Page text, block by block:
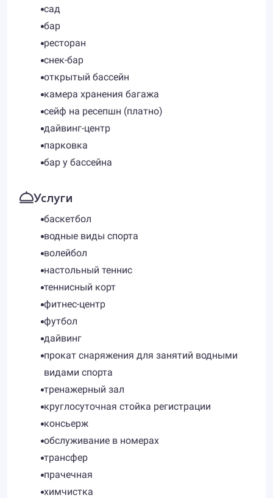
сад
бар
ресторан
снек-бар
открытый бассейн
камера хранения багажа
сейф на ресепшн (платно)
дайвинг-центр
парковка
бар у бассейна
Услуги
баскетбол
водные виды спорта
волейбол
настольный теннис
теннисный корт
фитнес-центр
футбол
дайвинг
прокат снаряжения для занятий водными
видами спорта
тренажерный зал
круглосуточная стойка регистрации
консьерж
обслуживание в номерах
трансфер
прачечная
химчистка